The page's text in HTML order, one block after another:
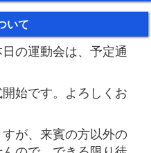
いて
の運動会は、予定通
始です。よろしくお
が、来賓の方以外の